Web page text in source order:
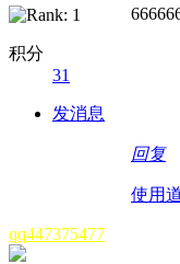
积分
31
发消息
回复
使用
qq447375477